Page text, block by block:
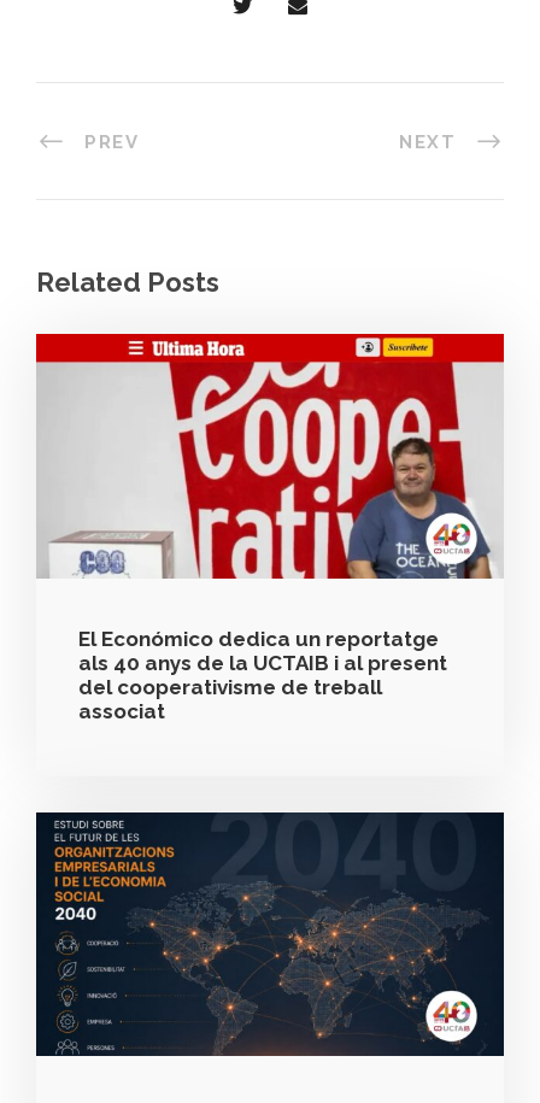
PREV NEXT
Related Posts
El Económico dedica un reportatge
als 40 anys de la UCTAIB i al present
del cooperativisme de treball
associat